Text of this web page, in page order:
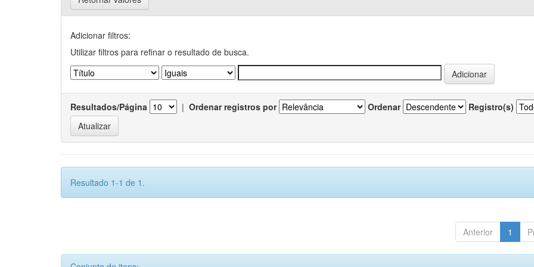
Adicionar filtros:
Utilizar filtros para refinar o resultado de busca.
Resultados/Página | Ordenar registros por Ordenar Registro(s)
Resultado 1-1 de 1.
Anterior 1